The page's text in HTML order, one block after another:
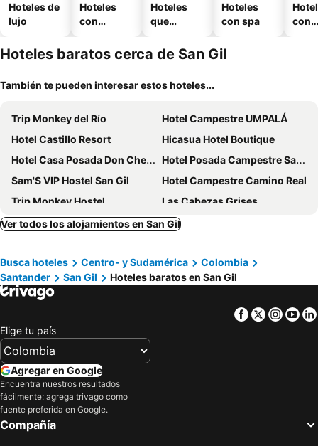
Hoteles de
lujo
Hoteles
con
Hoteles
que
mascotas
Hoteles
con spa
con
Hoteles baratos cerca de San Gil
También te pueden interesar estos hoteles...
Trip Monkey del Río
Hotel Campestre UMPALÁ
Hotel Castillo Resort
Hicasua Hotel Boutique
Hotel Casa Posada Don Chepe
Hotel Posada Campestre San Gil
Sam'S VIP Hostel San Gil
Hotel Campestre Camino Real
Trip Monkey Hostel
Las Cabezas Grises
Hotel Campestre Santa Catalina
Hotel Santorini
Hotel Victoria Barichara
Hotel Terra Barichara
Casa Barichara Boutique
Hotel Campestre Palmas Del Zamorano
Hotel La Isla San Gil
Achiotte by Masaya
La Loma Hotel Barichara
Posada Sueños de Antonio
Hotel Centro Real
Hotel Casa del Marquez de Bahichala
Prana
Casona CHARA
Ver todos los alojamientos en San Gil
Busca hoteles Centro- y Sudamérica
Colombia
Santander
San Gil Hoteles baratos en San Gil
Facebook
Twitter
Elige tu país
Agregar en Google
Encuentra nuestros resultados
fácilmente: agrega trivago como
fuente preferida en Google.
Compañía